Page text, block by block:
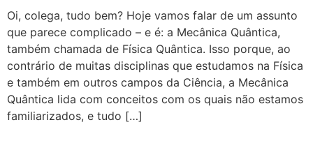
Oi, colega, tudo bem? Hoje vamos falar de um assunto
que parece complicado – e é: a Mecânica Quântica,
também chamada de Física Quântica. Isso porque, ao
contrário de muitas disciplinas que estudamos na Física
e também em outros campos da Ciência, a Mecânica
Quântica lida com conceitos com os quais não estamos
familiarizados, e tudo […]